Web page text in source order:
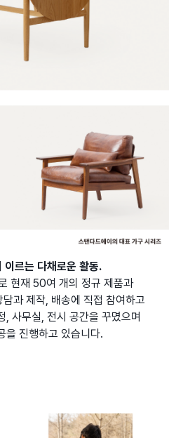
이르는 다채로운 활동.
현재 50여 개의 정규 제품과
과 제작, 배송에 직접 참여하고
사무실, 전시 공간을 꾸몄으며
을 진행하고 있습니다.